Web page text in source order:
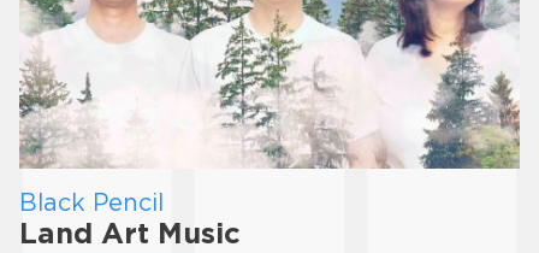
Black Pencil
Land Art Music